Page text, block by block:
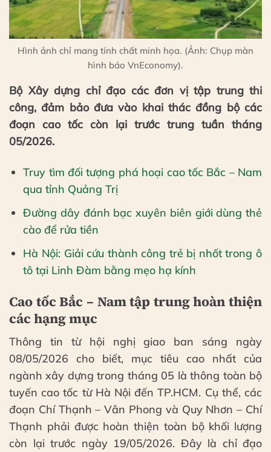
Hình ảnh chỉ mang tính chất minh họa. (Ảnh: Chụp màn
hình báo VnEconomy).
Bộ Xây dựng chỉ đạo các đơn vị tập trung thi
công, đảm bảo đưa vào khai thác đồng bộ các
đoạn cao tốc còn lại trước trung tuần tháng
05/2026.
Truy tìm đối tượng phá hoại cao tốc Bắc – Nam
qua tỉnh Quảng Trị
Đường dây đánh bạc xuyên biên giới dùng thẻ
cào để rửa tiền
Hà Nội: Giải cứu thành công trẻ bị nhốt trong ô
tô tại Linh Đàm bằng mẹo hạ kính
Cao tốc Bắc – Nam tập trung hoàn thiện
các hạng mục
Thông tin từ hội nghị giao ban sáng ngày
08/05/2026 cho biết, mục tiêu cao nhất của
ngành xây dựng trong tháng 05 là thông toàn bộ
tuyến cao tốc từ Hà Nội đến TP.HCM. Cụ thể, các
đoạn Chí Thạnh – Vân Phong và Quy Nhơn – Chí
Thạnh phải được hoàn thiện toàn bộ khối lượng
còn lại trước ngày 19/05/2026. Đây là chỉ đạo